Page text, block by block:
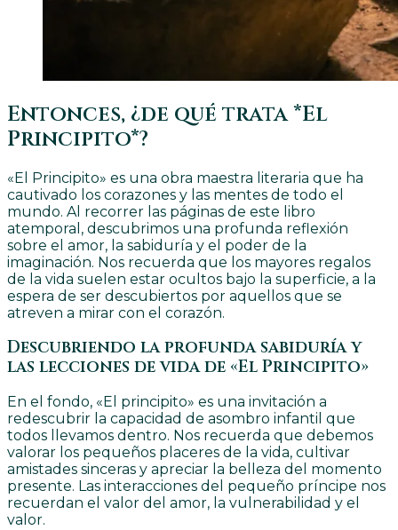
Entonces, ¿de qué trata *El
Principito*?
«El Principito» es una obra maestra literaria que ha
cautivado los corazones y las mentes de todo el
mundo. Al recorrer las páginas de este libro
atemporal, descubrimos una profunda reflexión
sobre el amor, la sabiduría y el poder de la
imaginación. Nos recuerda que los mayores regalos
de la vida suelen estar ocultos bajo la superficie, a la
espera de ser descubiertos por aquellos que se
atreven a mirar con el corazón.
Descubriendo la profunda sabiduría y
las lecciones de vida de «El Principito»
En el fondo, «El principito» es una invitación a
redescubrir la capacidad de asombro infantil que
todos llevamos dentro. Nos recuerda que debemos
valorar los pequeños placeres de la vida, cultivar
amistades sinceras y apreciar la belleza del momento
presente. Las interacciones del pequeño príncipe nos
recuerdan el valor del amor, la vulnerabilidad y el
valor.